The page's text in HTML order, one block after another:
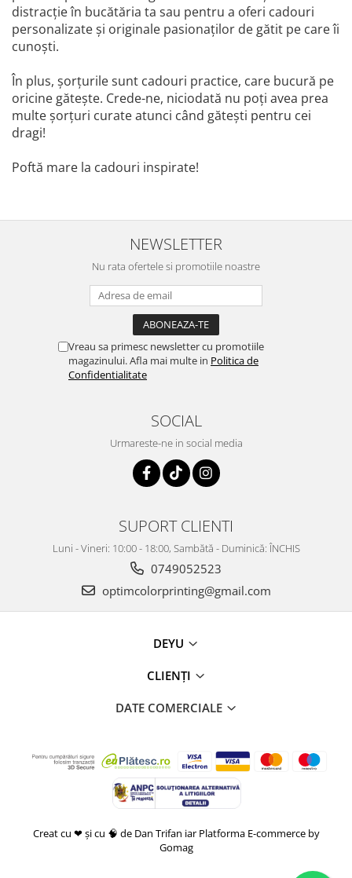
distracție în bucătăria ta sau pentru a oferi cadouri
personalizate și originale pasionaților de gătit pe care îi
cunoști.
În plus, șorțurile sunt cadouri practice, care bucură pe
oricine gătește. Crede-ne, niciodată nu poți avea prea
multe șorțuri curate atunci când gătești pentru cei
dragi!
Poftă mare la cadouri inspirate!
NEWSLETTER
Nu rata ofertele si promotiile noastre
Vreau sa primesc newsletter cu promotiile
magazinului. Afla mai multe in Politica de
Confidentialitate
SOCIAL
Urmareste-ne in social media
SUPORT CLIENTI
Luni - Vineri: 10:00 - 18:00, Sambătă - Duminică: ÎNCHIS
0749052523
optimcolorprinting@gmail.com
DEYU
CLIENȚI
DATE COMERCIALE
Creat cu ❤ și cu 🧠 de Dan Trifan iar Platforma E-commerce by
Gomag